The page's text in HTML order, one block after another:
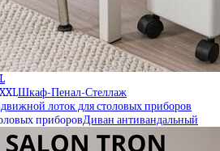
Шкаф-Пенал-Стеллаж
лоток для столовых приборов
Диван антивандальный